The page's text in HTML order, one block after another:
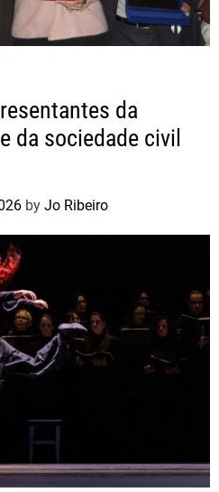
da
da sociedade civil
by Jo Ribeiro